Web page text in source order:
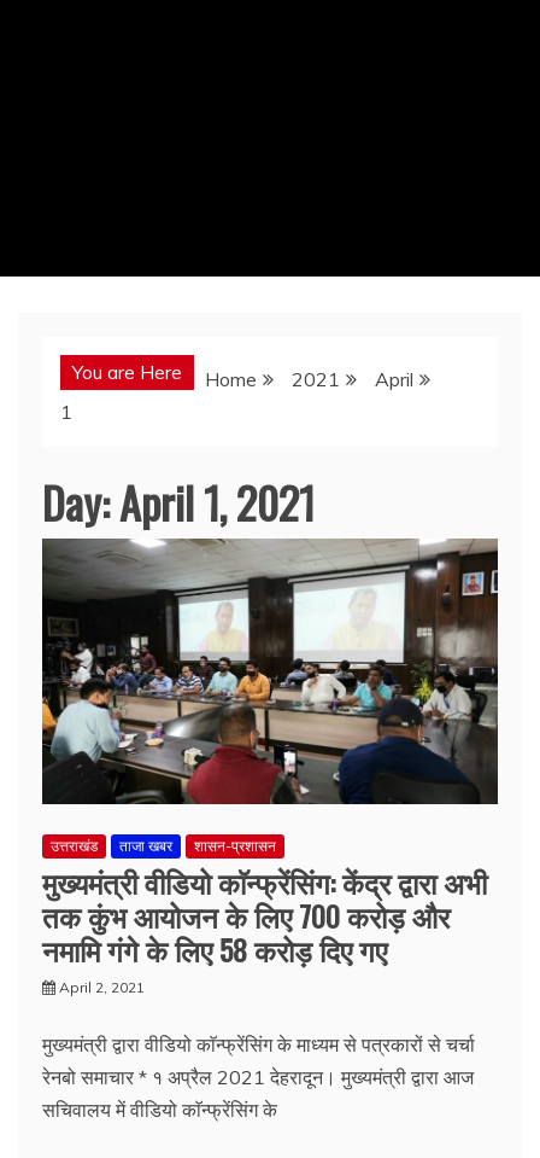
You are Here Home 2021
April
1
Day:April 1, 2021
उत्तराखंड ताजा खबर शासन-प्रशासन
मुख्यमंत्री वीडियो काॅन्फ्रेंसिंग: केंद्र द्वारा अभी
तक कुंभ आयोजन के लिए 700 करोड़ और
नमामि गंगे के लिए 58 करोड़ दिए गए
April 2, 2021
मुख्यमंत्री द्वारा वीडियो काॅन्फ्रेंसिंग के माध्यम से पत्रकारों से चर्चा
रेनबो समाचार * १ अप्रैल 2021 देहरादून। मुख्यमंत्री द्वारा आज
सचिवालय में वीडियो काॅन्फ्रेंसिंग के